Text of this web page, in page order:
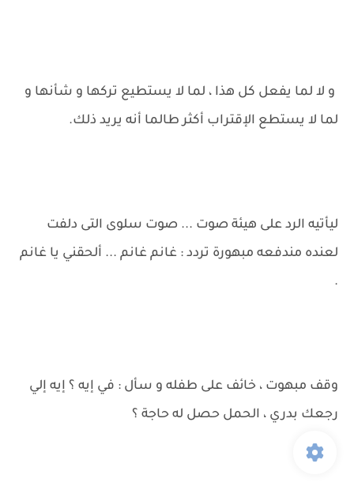
و لا لما يفعل كل هذا ، لما لا يستطيع تركها و شأنها و
لما لا يستطع الإقتراب أكثر طالما أنه يريد ذلك.
ليأتيه الرد على هيئة صوت ... صوت سلوى التى دلفت
لعنده مندفعه مبهورة تردد : غانم غانم ... ألحقني يا غانم
.
وقف مبهوت ، خائف على طفله و سأل : في إيه ؟ إيه إلي
رجعك بدري ، الحمل حصل له حاجة ؟